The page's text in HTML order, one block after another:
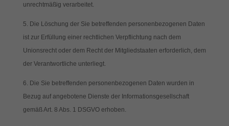
unrechtmäßig verarbeitet.
Die Löschung der Sie betreffenden personenbezogenen Daten
ist zur Erfüllung einer rechtlichen Verpflichtung nach dem
Unionsrecht oder dem Recht der Mitgliedstaaten erforderlich, dem
der Verantwortliche unterliegt.
Die Sie betreffenden personenbezogenen Daten wurden in
Bezug auf angebotene Dienste der Informationsgesellschaft
gemäß Art. 8 Abs. 1 DSGVO erhoben.